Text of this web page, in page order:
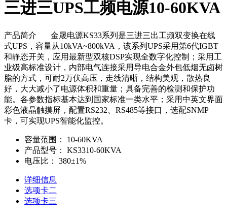
三进三UPS工频电源10-60KVA
产品简介 金晟电源KS33系列是三进三出工频双变换在线
式UPS，容量从10kVA~800kVA，该系列UPS采用第6代IGBT
和静态开关，应用最新型双核DSP实现全数字化控制；采用工
业级高标准设计，内部电气连接采用导电合金外包低烟无卤树
脂的方式，可耐2万伏高压，走线清晰，结构美观，散热良
好，大大减小了电源体积和重量；具备完善的检测和保护功
能。各参数指标基本达到国家标准一类水平；采用中英文界面
彩色液晶触摸屏，配置RS232、RS485等接口，选配SNMP
卡，可实现UPS智能化监控。
容量范围：
10-60KVA
产品型号：
KS3310-60KVA
电压比：
380±1%
详细信息
选项卡二
选项卡三